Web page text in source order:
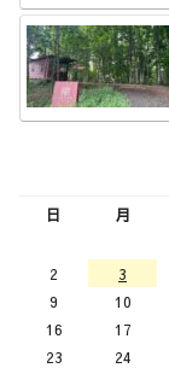
日 月
2
3
9
10
16
17
23
24